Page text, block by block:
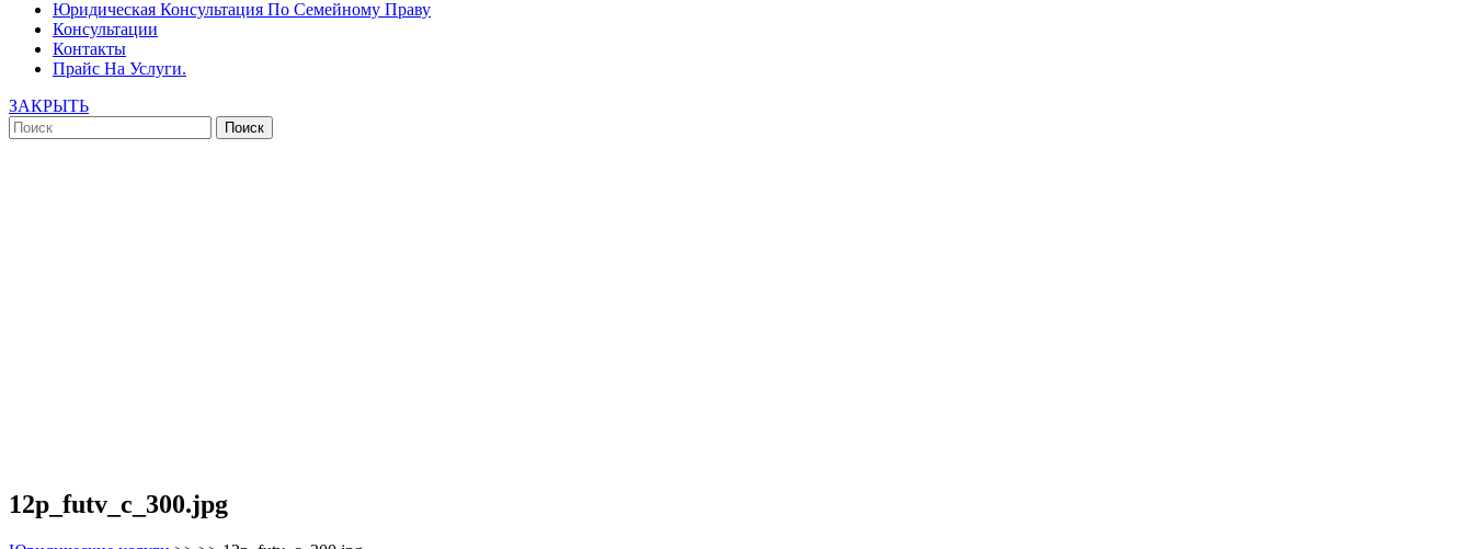
Юридическая Консультация По Семейному Праву
Консультации
Контакты
Прайс На Услуги.
ЗАКРЫТЬ
12p_futv_c_300.jpg